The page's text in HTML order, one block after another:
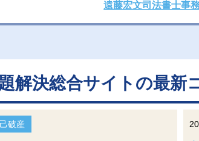
遠藤宏文司法書士事
解決総合サイトの最新
破産